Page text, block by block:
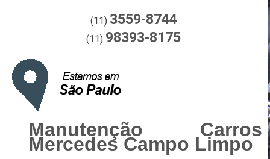
(11) 3559-8744
(11) 98393-8175
Manutenção Carros
Mercedes Campo Limpo